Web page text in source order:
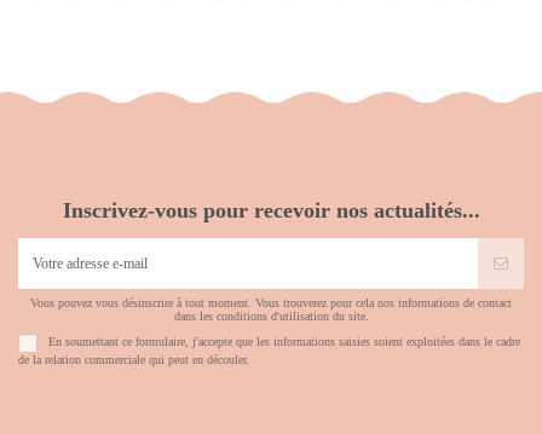
Inscrivez-vous pour recevoir nos actualités...
Vous pouvez vous désinscrire à tout moment. Vous trouverez pour cela nos informations de contact
dans les conditions d'utilisation du site.
En soumettant ce formulaire, j'accepte que les informations saisies soient exploitées dans le cadre
de la relation commerciale qui peut en découler.